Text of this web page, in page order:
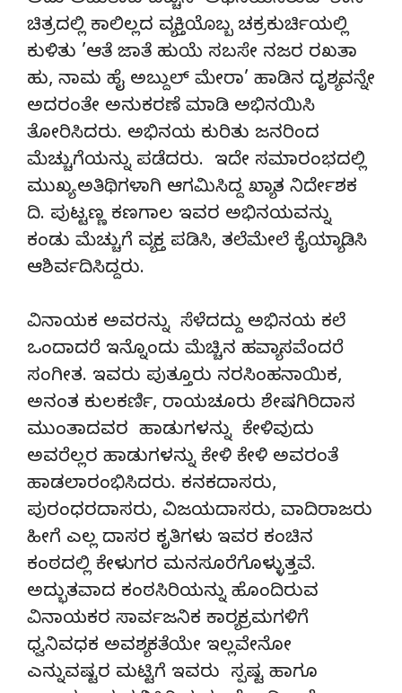
ಚಿತ್ರದಲ್ಲಿ ಕಾಲಿಲ್ಲದ ವ್ಯಕ್ತಿಯೊಬ್ಬ ಚಕ್ರಕುರ್ಚಿಯಲ್ಲಿ
ಕುಳಿತು ’ಆತೆ ಜಾತೆ ಹುಯೆ ಸಬಸೇ ನಜರ ರಖತಾ
ಹು, ನಾಮ ಹೈ ಅಬ್ದುಲ್ ಮೇರಾ’ ಹಾಡಿನ ದೃಶ್ಯವನ್ನೇ
ಅದರಂತೇ ಅನುಕರಣೆ ಮಾಡಿ ಅಭಿನಯಿಸಿ
ತೋರಿಸಿದರು. ಅಭಿನಯ ಕುರಿತು ಜನರಿಂದ
ಮೆಚ್ಚುಗೆಯನ್ನು ಪಡೆದರು. ಇದೇ ಸಮಾರಂಭದಲ್ಲಿ
ಮುಖ್ಯ ಅತಿಥಿಗಳಾಗಿ ಆಗಮಿಸಿದ್ದ ಖ್ಯಾತ ನಿರ್ದೇಶಕ
ದಿ. ಪುಟ್ಟಣ್ಣ ಕಣಗಾಲ ಇವರ ಅಭಿನಯವನ್ನು
ಕಂಡು ಮೆಚ್ಚುಗೆ ವ್ಯಕ್ತ ಪಡಿಸಿ, ತಲೆಮೇಲೆ ಕೈಯ್ಯಾಡಿಸಿ
ಆಶಿರ್ವದಿಸಿದ್ದರು.
ವಿನಾಯಕ ಅವರನ್ನು ಸೆಳೆದದ್ದು ಅಭಿನಯ ಕಲೆ
ಒಂದಾದರೆ ಇನ್ನೊಂದು ಮೆಚ್ಚಿನ ಹವ್ಯಾಸವೆಂದರೆ
ಸಂಗೀತ. ಇವರು ಪುತ್ತೂರು ನರಸಿಂಹನಾಯಿಕ,
ಅನಂತ ಕುಲಕರ್ಣಿ, ರಾಯಚೂರು ಶೇಷಗಿರಿದಾಸ
ಮುಂತಾದವರ ಹಾಡುಗಳನ್ನು ಕೇಳಿವುದು
ಅವರೆಲ್ಲರ ಹಾಡುಗಳನ್ನು ಕೇಳಿ ಕೇಳಿ ಅವರಂತೆ
ಹಾಡಲಾರಂಭಿಸಿದರು. ಕನಕದಾಸರು,
ಪುರಂಧರದಾಸರು, ವಿಜಯದಾಸರು, ವಾದಿರಾಜರು
ಹೀಗೆ ಎಲ್ಲ ದಾಸರ ಕೃತಿಗಳು ಇವರ ಕಂಚಿನ
ಕಂಠದಲ್ಲಿ ಕೇಳುಗರ ಮನಸೂರೆಗೊಳ್ಳುತ್ತವೆ.
ಅದ್ಭುತವಾದ ಕಂಠಸಿರಿಯನ್ನು ಹೊಂದಿರುವ
ವಿನಾಯಕರ ಸಾರ್ವಜನಿಕ ಕಾರ್‍ಯಕ್ರಮಗಳಿಗೆ
ಧ್ವನಿವಧಕ ಅವಶ್ಯಕತೆಯೇ ಇಲ್ಲವೇನೋ
ಎನ್ನುವಷ್ಟರ ಮಟ್ಟಿಗೆ ಇವರು ಸ್ಪಷ್ಟ ಹಾಗೂ